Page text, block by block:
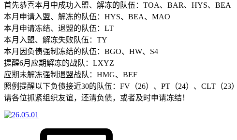
首先恭喜本月中成功入盟、解冻的队伍：TOA、BAR、HYS、BEA
本月申请入盟、解冻的队伍：HYS、BEA、MAO
本月申请冻结、退盟的队伍：LT
本月入盟、解冻失败队伍：TY
本月因负债强制冻结的队伍：BGO、HW、S4
提醒6月应期解冻的战队：LXYZ
应期未解冻强制退盟战队：HMG、BEF
照例提醒以下负债接近30的队伍：FV（26）、PT（24）、CLT（23
请各位抓紧组织友谊，还清负债，或者及时申请冻结！